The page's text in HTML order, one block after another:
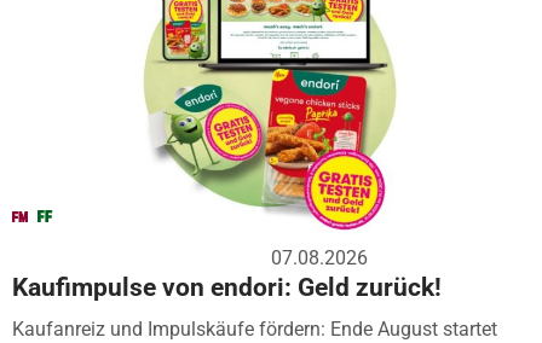
07.08.2026
Kaufimpulse von endori: Geld zurück!
Kaufanreiz und Impulskäufe fördern: Ende August startet